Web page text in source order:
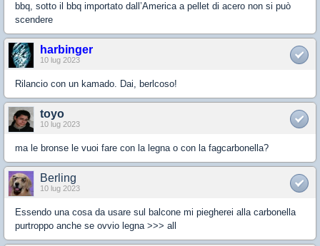
bbq, sotto il bbq importato dall’America a pellet di acero non si può
scendere
harbinger
10 lug 2023
Rilancio con un kamado. Dai, berlcoso!
toyo
10 lug 2023
ma le bronse le vuoi fare con la legna o con la fagcarbonella?
Berling
10 lug 2023
Essendo una cosa da usare sul balcone mi piegherei alla carbonella
purtroppo anche se ovvio legna >>> all